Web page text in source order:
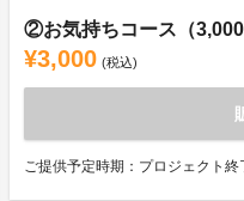
②お気持ちコース（3,000
¥3,000 (税込)
ご提供予定時期：プロジェクト